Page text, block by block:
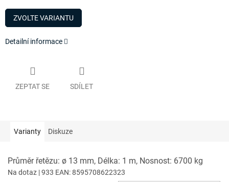
Měrná
cena:
ZVOLTE VARIANTU
Detailní informace
ZEPTAT SE SDÍLET
Varianty Diskuze
Průměr řetězu: ø 13 mm, Délka: 1 m, Nosnost: 6700 kg
Na dotaz | 933 EAN:8595708622323